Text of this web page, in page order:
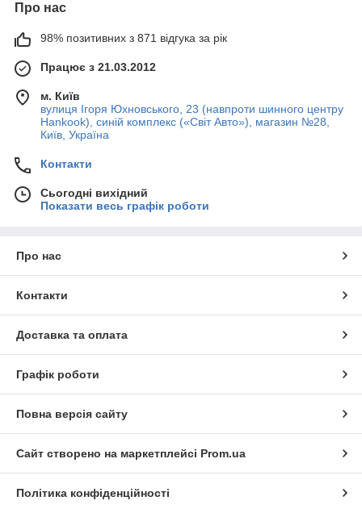
Про нас
98% позитивних з 871 відгука за рік
Працює з 21.03.2012
м. Київ
вулиця Ігоря Юхновського, 23 (навпроти шинного центру
Hankook), синій комплекс («Світ Авто»), магазин №28,
Київ, Україна
Контакти
Сьогодні вихідний
Показати весь графік роботи
Про нас
Контакти
Доставка та оплата
Графік роботи
Повна версія сайту
Сайт створено на маркетплейсі Prom.ua
Політика конфіденційності